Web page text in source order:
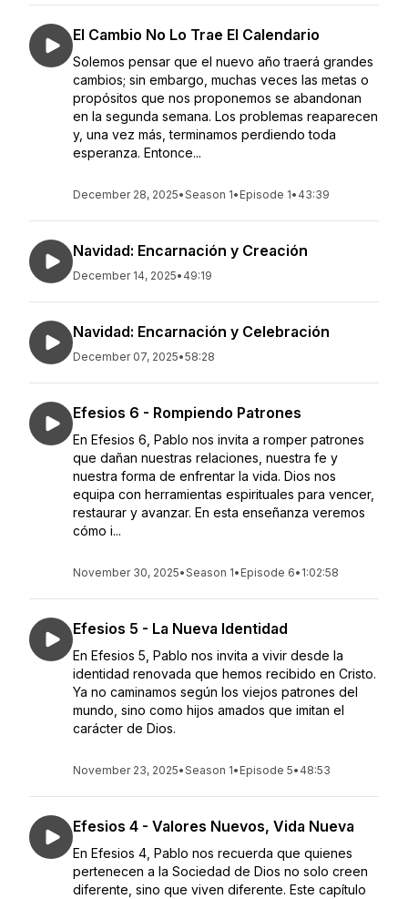
El Cambio No Lo Trae El Calendario
Solemos pensar que el nuevo año traerá grandes
cambios; sin embargo, muchas veces las metas o
propósitos que nos proponemos se abandonan
en la segunda semana. Los problemas reaparecen
y, una vez más, terminamos perdiendo toda
esperanza. Entonce...
December 28, 2025•Season 1• Episode 1• 43:39
Navidad: Encarnación y Creación
December 14, 2025• 49:19
Navidad: Encarnación y Celebración
December 07, 2025•58:28
Efesios 6 - Rompiendo Patrones
En Efesios 6, Pablo nos invita a romper patrones
que dañan nuestras relaciones, nuestra fe y
nuestra forma de enfrentar la vida. Dios nos
equipa con herramientas espirituales para vencer,
restaurar y avanzar. En esta enseñanza veremos
cómo i...
November 30, 2025•Season 1• Episode 6• 1:02:58
Efesios 5 - La Nueva Identidad
En Efesios 5, Pablo nos invita a vivir desde la
identidad renovada que hemos recibido en Cristo.
Ya no caminamos según los viejos patrones del
mundo, sino como hijos amados que imitan el
carácter de Dios.
November 23, 2025•Season 1• Episode 5• 48:53
Efesios 4 - Valores Nuevos, Vida Nueva
En Efesios 4, Pablo nos recuerda que quienes
pertenecen a la Sociedad de Dios no solo creen
diferente, sino que viven diferente. Este capítulo